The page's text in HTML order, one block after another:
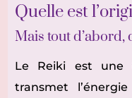
Quelle est
Mais tout d’abord,
Le Reiki est une
transmet